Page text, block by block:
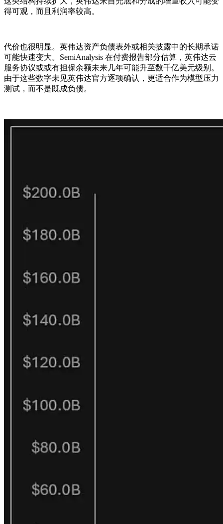
得可观，而且利润率较高。
代价也很明显。英伟达资产负债表外或相关披露中的长期承诺
可能快速变大。SemiAnalysis 在付费报告部分估算，英伟达云
服务协议或或有担保余额未来几年可能升至数千亿美元级别。
由于这些数字未见英伟达官方逐项确认，更适合作为模型压力
测试，而不是既成负债。